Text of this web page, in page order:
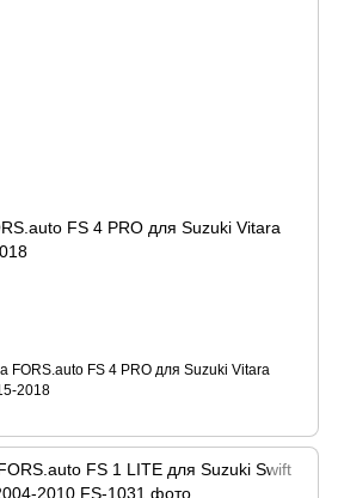
FS 4 PRO для Suzuki Vitara
FORS.auto FS 4 PRO для Suzuki Vitara
2018